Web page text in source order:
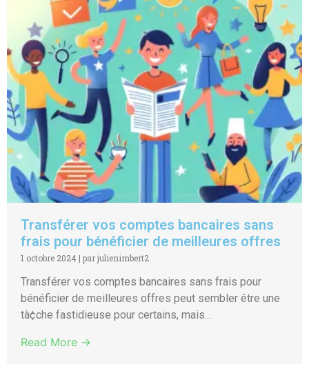
Transférer vos comptes bancaires sans
frais pour bénéficier de meilleures offres
1 octobre 2024 | par julienimbert2
Transférer vos comptes bancaires sans frais pour
bénéficier de meilleures offres peut sembler être une
tà¢che fastidieuse pour certains, mais...
Read More →